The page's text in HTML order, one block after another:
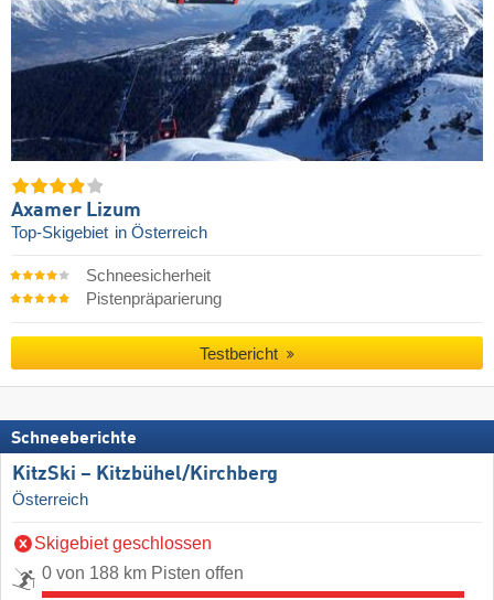
Axamer Lizum
Top-Skigebiet in Österreich
Schneesicherheit
Pistenpräparierung
Testbericht
Schneeberichte
KitzSki – Kitzbühel/​Kirchberg
Österreich
Skigebiet geschlossen
0 von 188 km Pisten offen